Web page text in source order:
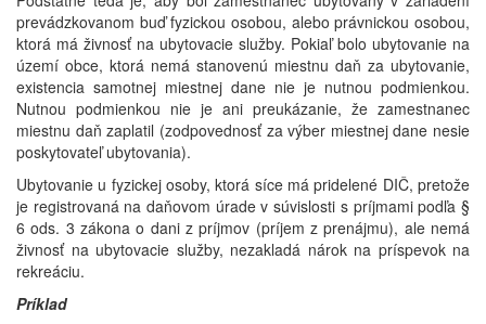
prevádzkovanom buď fyzickou osobou, alebo právnickou osobou,
ktorá má živnosť na ubytovacie služby. Pokiaľ bolo ubytovanie na
území obce, ktorá nemá stanovenú miestnu daň za ubytovanie,
existencia samotnej miestnej dane nie je nutnou podmienkou.
Nutnou podmienkou nie je ani preukázanie, že zamestnanec
miestnu daň zaplatil (zodpovednosť za výber miestnej dane nesie
poskytovateľ ubytovania).
Ubytovanie u fyzickej osoby, ktorá síce má pridelené DIČ, pretože
je registrovaná na daňovom úrade v súvislosti s príjmami podľa §
6 ods. 3 zákona o dani z príjmov (príjem z prenájmu), ale nemá
živnosť na ubytovacie služby, nezakladá nárok na príspevok na
rekreáciu.
Príklad